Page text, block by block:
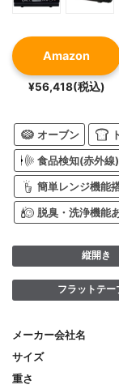
Amazon
¥56,418(税込)
オーブン
食品検知(赤外線
簡単レンジ機能
脱臭・洗浄機能
縦開き
フラットテー
メーカー会社名
サイズ
重さ